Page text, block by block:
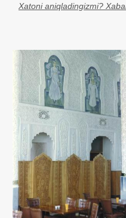
Xatoni aniqladingizmi?